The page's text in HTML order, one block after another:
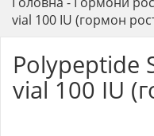
vial 100 IU (гормон
Polypeptide
vial 100 IU